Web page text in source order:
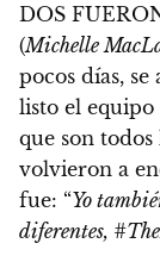
DOS
(Michelle
pocos días,
listo el equipo
que son todos
volvieron a
fue: “Yo
diferentes,